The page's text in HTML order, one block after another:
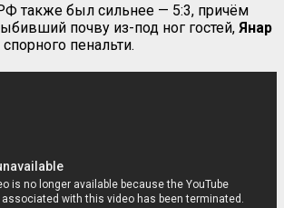
также был сильнее — 5:3, причём
почву из-под ног гостей, Янар
пенальти.